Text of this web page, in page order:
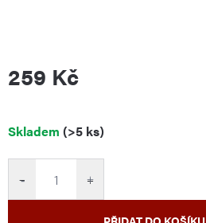
259 Kč
Měrná
Skladem (>5 ks)
+
−